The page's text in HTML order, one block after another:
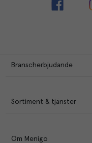
Branscherbjudande
Sortiment & tjänster
Om Menigo